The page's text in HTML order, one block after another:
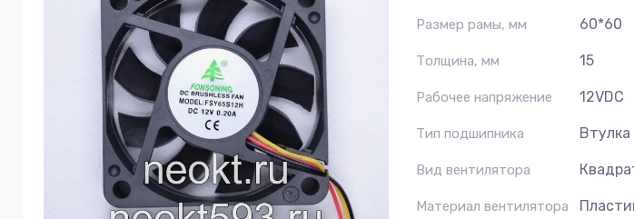
Размер рамы, мм 60*60
Толщина, мм 15
Рабочее напряжение 12VDC
Тип подшипника Втулка
Вид вентилятора
Материал вентилятора